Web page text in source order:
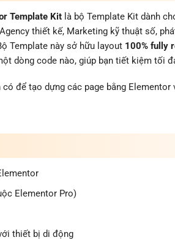
Template Kit là bộ Template Kit dành
thiết kế, Marketing kỹ thuật số,
Template này sở hữu layout 100% fully
dòng code nào, giúp bạn tiết kiệm tối
để tạo dựng các page bằng
Elementor Pro)
thiết bị di động